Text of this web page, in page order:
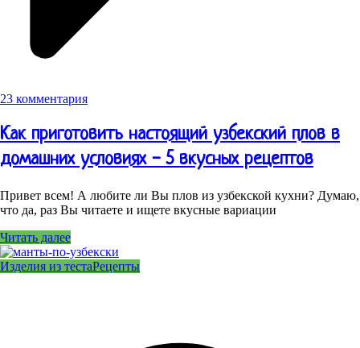
23 комментария
Как приготовить настоящий узбекский плов в
домашних условиях - 5 вкусных рецептов
Привет всем! А любите ли Вы плов из узбекской кухни? Думаю,
что да, раз Вы читаете и ищете вкусные вариации
Читать далее
Изделия из тестаРецепты